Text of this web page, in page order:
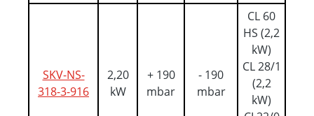
SKV-NS-
318-3-916
2,20
kW
+ 190
mbar
- 190
mbar
CL 60
HS (2,2
kW)
CL 28/1
(2,2
kW)